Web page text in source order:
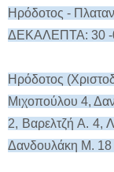
Ηρόδοτος -
ΔΕΚΑΛΕΠΤΑ: 30 -
Ηρόδοτος
Μιχοπούλου 4,
2, Βαρελτζή Α. 4,
Δανδουλάκη Μ. 18